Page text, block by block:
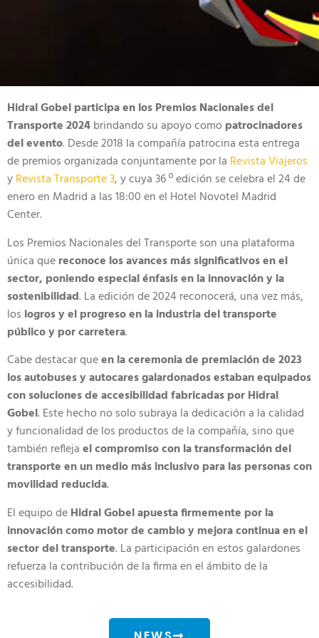
Hidral Gobel participa en los Premios Nacionales del
Transporte 2024brindando su apoyo comopatrocinadores
del evento. Desde 2018 la compañía patrocina esta entrega
de premios organizada conjuntamente por la Revista Viajeros
yRevista Transporte 3, y cuya 36 º edición se celebra el 24 de
enero en Madrid a las 18:00 en el Hotel Novotel Madrid
Center.
Los Premios Nacionales del Transporte son una plataforma
única quereconoce los avances más significativos en el
sector, poniendo especial énfasis en la innovación y la
sostenibilidad. La edición de 2024 reconocerá, una vez más,
los logros y el progreso en la industria del transporte
público y por carretera.
Cabe destacar queen la ceremonia de premiación de 2023
los autobuses y autocares galardonados estaban equipados
con soluciones de accesibilidad fabricadas por Hidral
Gobel. Este hecho no solo subraya la dedicación a la calidad
y funcionalidad de los productos de la compañía, sino que
también reflejael compromiso con la transformación del
transporte en un medio más inclusivo para las personas con
movilidad reducida.
El equipo deHidral Gobel apuesta firmemente por la
innovación como motor de cambio y mejora continua en el
sector del transporte. La participación en estos galardones
refuerza la contribución de la firma en el ámbito de la
accesibilidad.